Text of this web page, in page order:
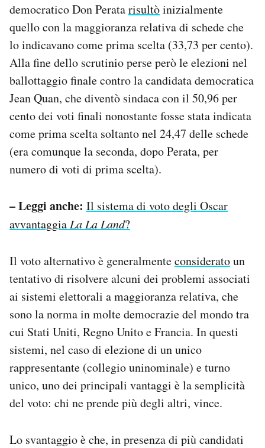
democratico Don Peratarisultòinizialmente
quello con la maggioranza relativa di schede che
lo indicavano come prima scelta (33,73 per cento).
Alla fine dello scrutinio perse però le elezioni nel
ballottaggio finale contro la candidata democratica
Jean Quan, che diventò sindaca con il 50,96 per
cento dei voti finali nonostante fosse stata indicata
come prima scelta soltanto nel 24,47 delle schede
(era comunque la seconda, dopo Perata, per
numero di voti di prima scelta).
– Leggi anche: Il sistema di voto degli Oscar
avvantaggia La La Land?
Il voto alternativo è generalmenteconsideratoun
tentativo di risolvere alcuni dei problemi associati
ai sistemi elettorali a maggioranza relativa, che
sono la norma in molte democrazie del mondo tra
cui Stati Uniti, Regno Unito e Francia. In questi
sistemi, nel caso di elezione di un unico
rappresentante (collegio uninominale) e turno
unico, uno dei principali vantaggi è la semplicità
del voto: chi ne prende più degli altri, vince.
Lo svantaggio è che, in presenza di più candidati